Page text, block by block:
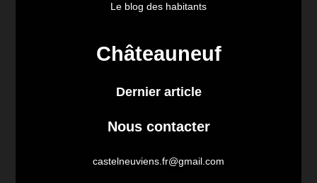
Le blog des habitants
Châteauneuf
Dernier article
Nous contacter
castelneuviens.fr@gmail.com